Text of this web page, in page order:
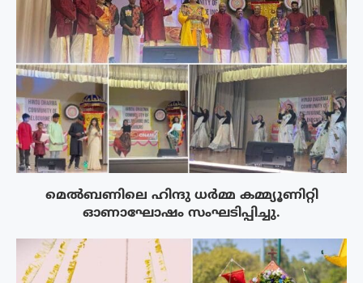
മെൽബണിലെ ഹിന്ദു ധർമ്മ കമ്മ്യൂണിറ്റി
ഓണാഘോഷം സംഘടിപ്പിച്ചു.